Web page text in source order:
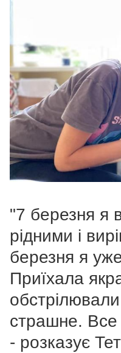
"7 березня я
рідними і
березня я
Приїхала
страшне. Все
- розказує